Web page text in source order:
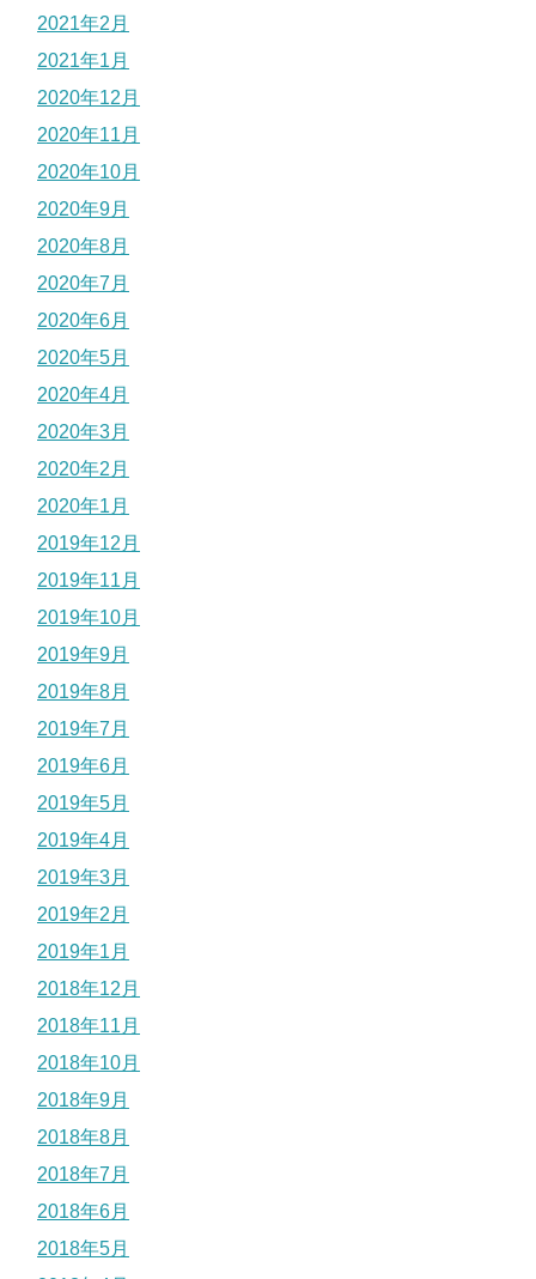
2021年2月
2021年1月
2020年12月
2020年11月
2020年10月
2020年9月
2020年8月
2020年7月
2020年6月
2020年5月
2020年4月
2020年3月
2020年2月
2020年1月
2019年12月
2019年11月
2019年10月
2019年9月
2019年8月
2019年7月
2019年6月
2019年5月
2019年4月
2019年3月
2019年2月
2019年1月
2018年12月
2018年11月
2018年10月
2018年9月
2018年8月
2018年7月
2018年6月
2018年5月